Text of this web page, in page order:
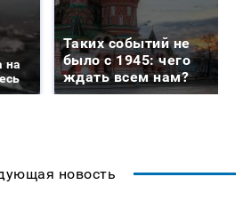
на
Таких событий не
было с 1945: чего
ждать всем нам?
новость